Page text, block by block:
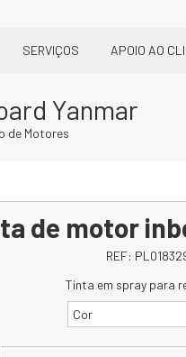
SERVIÇOS APOIO AO
Yanmar
de Motores
de motor
REF:
Tinta em spray para
Cor